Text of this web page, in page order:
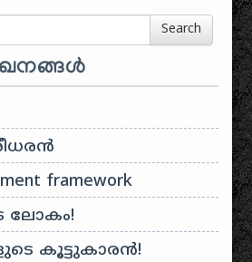
Search
framework
ലോകം!
കൂട്ടുകാരൻ!